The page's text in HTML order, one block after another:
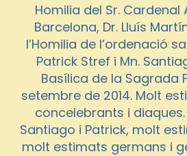
Homilia del Sr. Cardenal
Barcelona, Dr. Lluís
l’Homilia de l’ordenació
Patrick Stref i Mn.
Basílica de la Sagrada
setembre de 2014. Molt
concelebrants i
Santiago i Patrick, molt
molt estimats germans i